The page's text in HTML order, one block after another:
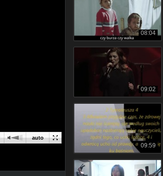
auto
08:04
09:02
09:59